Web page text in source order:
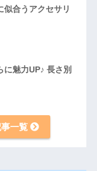
似合うアクセサリ
に魅力UP♪ 長さ別
一覧